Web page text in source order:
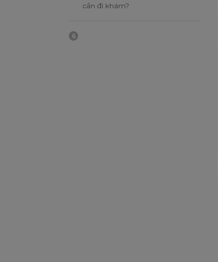
cần đi khám?
6